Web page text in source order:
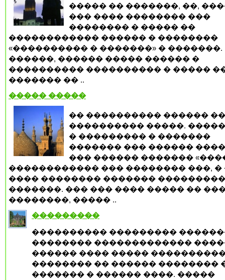
����� �� �������, ��,
��� ���� �������� ���
�������� � ����� ��
������������ ������ � ��������
«���������� � �������» � �������.
������, ������ ����� ������ �
���������� ���������� � �����
������� �� ..
����� �����
�� ���������� ������
���������� �����.
� ��������� � �������
������� ��� ������
��� ������ �������
������������ ��� �������� ���, �
���� �������� ������� ���������
�������. ��� ��� ���� ����� ��
��������, ����� ..
���������
���������� ���������
�������� �������������
������ ���� �����
�������� �� ������ ��������
������� � ������ ����. �����